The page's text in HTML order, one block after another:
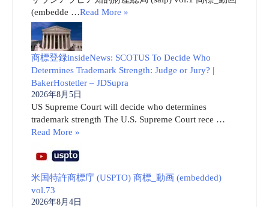
(embedde …Read More »
商標登録insideNews: SCOTUS To Decide Who
Determines Trademark Strength: Judge or Jury? |
BakerHostetler – JDSupra
2026年8月5日
US Supreme Court will decide who determines
trademark strength The U.S. Supreme Court rece …
Read More »
米国特許商標庁 (USPTO) 商標_動画 (embedded)
vol.73
2026年8月4日